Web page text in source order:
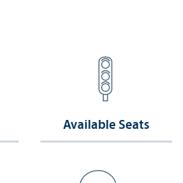
Available Seats